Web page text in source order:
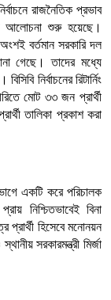
রাজনৈতিক প্রভাব
আলোচনা শুরু হয়েছে।
বর্তমান সরকারি দল
গেছে। তাদের মধ্যে
নির্বাচনের রিটার্নিং
মোট ৩৩ জন প্রার্থী
তালিকা প্রকাশ করা
একটি করে পরিচালক
নিশ্চিতভাবেই বিনা
প্রার্থী হিসেবে মনোনয়ন
সরকারমন্ত্রী মির্জা